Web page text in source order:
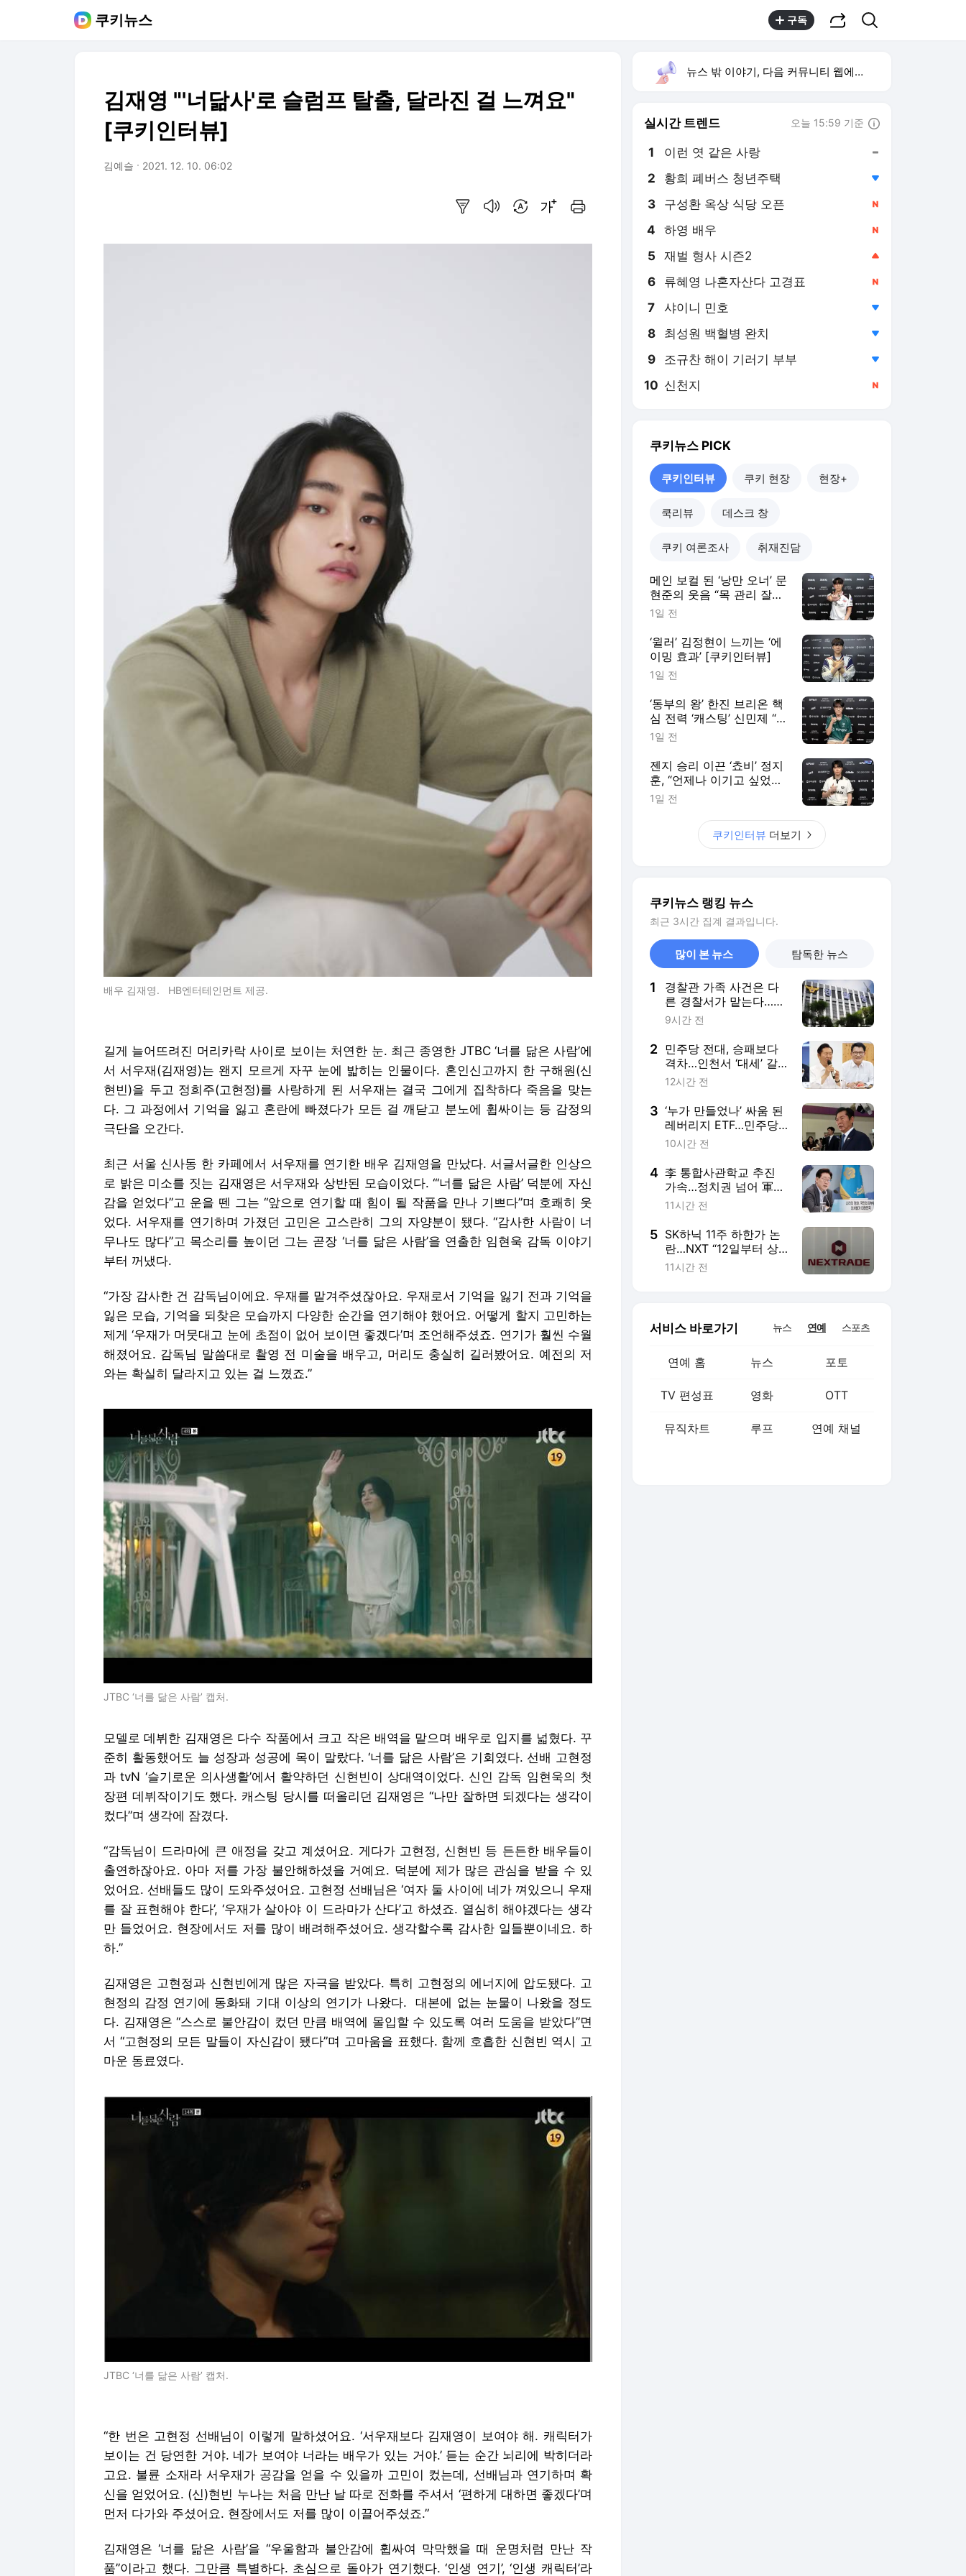
쿠키뉴스 구독
김재영 "'너닮사'로 슬럼프 탈출, 달라진 걸 느껴요"
[쿠키인터뷰]
김예슬 2021. 12. 10. 06:02
배우 김재영. HB엔터테인먼트 제공.
길게 늘어뜨려진 머리카락 사이로 보이는 처연한 눈. 최근 종영한 JTBC ‘너를 닮은 사람’에
서 서우재(김재영)는 왠지 모르게 자꾸 눈에 밟히는 인물이다. 혼인신고까지 한 구해원(신
현빈)을 두고 정희주(고현정)를 사랑하게 된 서우재는 결국 그에게 집착하다 죽음을 맞는
다. 그 과정에서 기억을 잃고 혼란에 빠졌다가 모든 걸 깨닫고 분노에 휩싸이는 등 감정의
극단을 오간다.
최근 서울 신사동 한 카페에서 서우재를 연기한 배우 김재영을 만났다. 서글서글한 인상으
로 밝은 미소를 짓는 김재영은 서우재와 상반된 모습이었다. “‘너를 닮은 사람’ 덕분에 자신
감을 얻었다”고 운을 뗀 그는 “앞으로 연기할 때 힘이 될 작품을 만나 기쁘다”며 호쾌히 웃
었다. 서우재를 연기하며 가졌던 고민은 고스란히 그의 자양분이 됐다. “감사한 사람이 너
무나도 많다”고 목소리를 높이던 그는 곧장 ‘너를 닮은 사람’을 연출한 임현욱 감독 이야기
부터 꺼냈다.
“가장 감사한 건 감독님이에요. 우재를 맡겨주셨잖아요. 우재로서 기억을 잃기 전과 기억을
잃은 모습, 기억을 되찾은 모습까지 다양한 순간을 연기해야 했어요. 어떻게 할지 고민하는
제게 ‘우재가 머뭇대고 눈에 초점이 없어 보이면 좋겠다’며 조언해주셨죠. 연기가 훨씬 수월
해졌어요. 감독님 말씀대로 촬영 전 미술을 배우고, 머리도 충실히 길러봤어요. 예전의 저
와는 확실히 달라지고 있는 걸 느꼈죠.”
JTBC ‘너를 닮은 사람’ 캡처.
모델로 데뷔한 김재영은 다수 작품에서 크고 작은 배역을 맡으며 배우로 입지를 넓혔다. 꾸
준히 활동했어도 늘 성장과 성공에 목이 말랐다. ‘너를 닮은 사람’은 기회였다. 선배 고현정
과 tvN ‘슬기로운 의사생활’에서 활약하던 신현빈이 상대역이었다. 신인 감독 임현욱의 첫
장편 데뷔작이기도 했다. 캐스팅 당시를 떠올리던 김재영은 “나만 잘하면 되겠다는 생각이
컸다”며 생각에 잠겼다.
“감독님이 드라마에 큰 애정을 갖고 계셨어요. 게다가 고현정, 신현빈 등 든든한 배우들이
출연하잖아요. 아마 저를 가장 불안해하셨을 거예요. 덕분에 제가 많은 관심을 받을 수 있
었어요. 선배들도 많이 도와주셨어요. 고현정 선배님은 ‘여자 둘 사이에 네가 껴있으니 우재
를 잘 표현해야 한다’, ‘우재가 살아야 이 드라마가 산다’고 하셨죠. 열심히 해야겠다는 생각
만 들었어요. 현장에서도 저를 많이 배려해주셨어요. 생각할수록 감사한 일들뿐이네요. 하
하.”
김재영은 고현정과 신현빈에게 많은 자극을 받았다. 특히 고현정의 에너지에 압도됐다. 고
현정의 감정 연기에 동화돼 기대 이상의 연기가 나왔다. 대본에 없는 눈물이 나왔을 정도
다. 김재영은 “스스로 불안감이 컸던 만큼 배역에 몰입할 수 있도록 여러 도움을 받았다”면
서 “고현정의 모든 말들이 자신감이 됐다”며 고마움을 표했다. 함께 호흡한 신현빈 역시 고
마운 동료였다.
JTBC ‘너를 닮은 사람’ 캡처.
“한 번은 고현정 선배님이 이렇게 말하셨어요. ‘서우재보다 김재영이 보여야 해. 캐릭터가
보이는 건 당연한 거야. 네가 보여야 너라는 배우가 있는 거야.’ 듣는 순간 뇌리에 박히더라
고요. 불륜 소재라 서우재가 공감을 얻을 수 있을까 고민이 컸는데, 선배님과 연기하며 확
신을 얻었어요. (신)현빈 누나는 처음 만난 날 따로 전화를 주셔서 ‘편하게 대하면 좋겠다’며
먼저 다가와 주셨어요. 현장에서도 저를 많이 이끌어주셨죠.”
김재영은 ‘너를 닮은 사람’을 “우울함과 불안감에 휩싸여 막막했을 때 운명처럼 만난 작
품”이라고 했다. 그만큼 특별하다. 초심으로 돌아가 연기했다. ‘인생 연기’, ‘인생 캐릭터’라
뉴스 밖 이야기, 다음 커뮤니티 웹에서 보기
실시간 트렌드 오늘 15:59 기준
1 이런 엿 같은 사랑
2 황희 폐버스 청년주택
3 구성환 옥상 식당 오픈
4 하영 배우
5 재벌 형사 시즌2
6 류혜영 나혼자산다 고경표
7 샤이니 민호
8 최성원 백혈병 완치
9 조규찬 해이 기러기 부부
10 신천지
쿠키뉴스 PICK
쿠키인터뷰 쿠키 현장 현장+
쿡리뷰 데스크 창
쿠키 여론조사 취재진담
메인 보컬 된 ‘낭만 오너’ 문
현준의 웃음 “목 관리 잘해
야죠” [쿠키인터뷰]
1일 전
‘윌러’ 김정현이 느끼는 ‘에
이밍 효과’ [쿠키인터뷰]
1일 전
‘동부의 왕’ 한진 브리온 핵
심 전력 ‘캐스팅’ 신민제 “팬
들에게 좋은 경기력으로 보
1일 전
젠지 승리 이끈 ‘쵸비’ 정지
훈, “언제나 이기고 싶었다”
[쿠키인터뷰]
1일 전
쿠키인터뷰 더보기
쿠키뉴스 랭킹 뉴스
최근 3시간 집계 결과입니다.
많이 본 뉴스 탐독한 뉴스
1
경찰관 가족 사건은 다
른 경찰서가 맡는다…9
월부터 상피제 시행
9시간 전
2 민주당 전대, 승패보다
격차…인천서 ‘대세’ 갈
릴까
12시간 전
3 ‘누가 만들었나’ 싸움 된
레버리지 ETF…민주당
책임 공방
10시간 전
4 李 통합사관학교 추진
가속…정치권 넘어 軍
원로까지 반발
11시간 전
5 SK하닉 11주 하한가 논
란…NXT “12일부터 상·
하한가 주문 금지”
11시간 전
서비스 바로가기 뉴스 연예 스포츠
연예 홈 뉴스 포토
TV 편성표 영화 OTT
뮤직차트 루프 연예 채널